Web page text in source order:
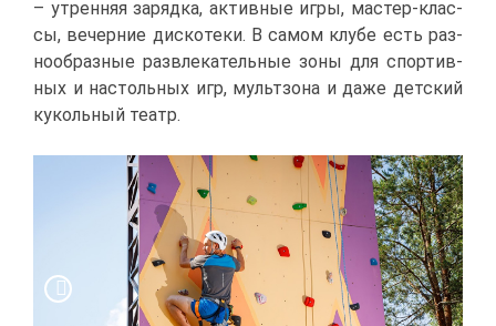
– утрен­няя за­ряд­ка, ак­тив­ные иг­ры, ма­стер-клас­
сы, ве­чер­ние дис­ко­те­ки. В са­мом клу­бе есть раз­
но­об­раз­ные раз­вле­ка­тель­ные зо­ны для спор­тив­
ных и на­столь­ных игр, мульт­зо­на и да­же дет­ский
ку­коль­ный те­атр.